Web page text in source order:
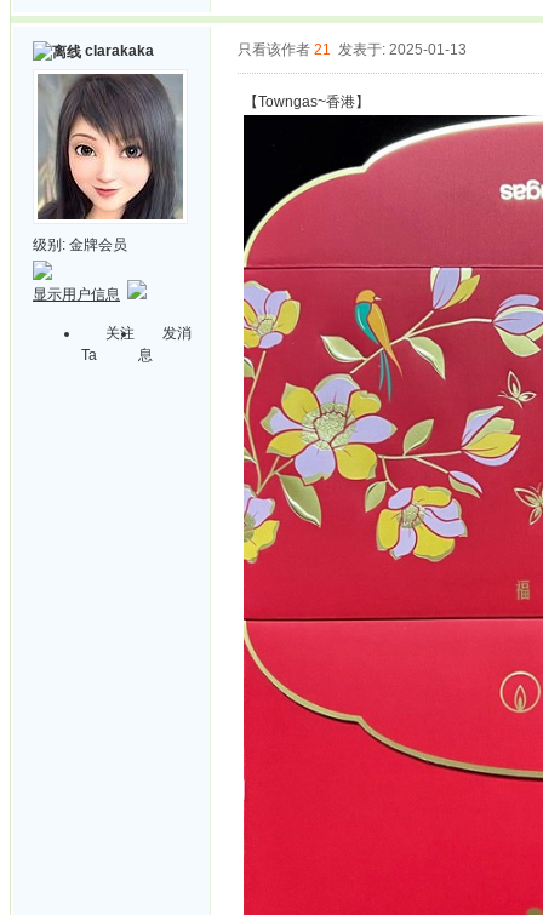
clarakaka
级别: 金牌会员
显示用户信息
关注
Ta
发消
息
只看该作者 21 发表于: 2025-01-13
【Towngas~香港】